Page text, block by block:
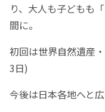
り、大人も子どもも
間に。
初回は世界自然遺産
3日)
今後は日本各地へと広